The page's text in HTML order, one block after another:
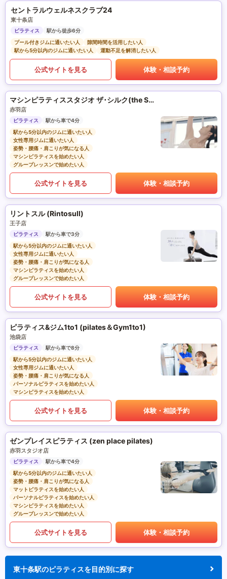
セントラルウェルネスクラブ24
東十条店
ピラティス
駅から徒歩6分
プール付きジムに通いたい人
隙間時間を活用したい人
駅から5分以内のジムに通いたい人
運動不足を解消したい人
公式サイトを見る 体験・相談予約
マシンピラティススタジオ ザ･シルク(the SILK)
赤羽店
ピラティス
駅から車で4分
駅から5分以内のジムに通いたい人
女性専用ジムに通いたい人
姿勢・腰痛・肩こりが気になる人
マシンピラティスを始めたい人
グループレッスンで始めたい人
公式サイトを見る 体験・相談予約
リントスル (Rintosull)
王子店
ピラティス
駅から車で3分
駅から5分以内のジムに通いたい人
女性専用ジムに通いたい人
姿勢・腰痛・肩こりが気になる人
マシンピラティスを始めたい人
グループレッスンで始めたい人
公式サイトを見る 体験・相談予約
ピラティス&ジム1to1 (pilates＆Gym1to1)
池袋店
ピラティス
駅から車で8分
駅から5分以内のジムに通いたい人
女性専用ジムに通いたい人
姿勢・腰痛・肩こりが気になる人
パーソナルピラティスを始めたい人
マシンピラティスを始めたい人
公式サイトを見る 体験・相談予約
ゼンプレイスピラティス (zen place pilates)
赤羽スタジオ店
ピラティス
駅から車で4分
駅から5分以内のジムに通いたい人
姿勢・腰痛・肩こりが気になる人
マットピラティスを始めたい人
パーソナルピラティスを始めたい人
マシンピラティスを始めたい人
グループレッスンで始めたい人
公式サイトを見る 体験・相談予約
東十条駅のピラティスを目的別に探す